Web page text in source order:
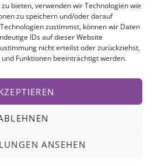
bieten, verwenden wir Technologien wie
zu speichern und/oder darauf
zustimmst, können wir Daten
IDs auf dieser Website
nicht erteilst oder zurückziehst,
Funktionen beeinträchtigt werden.
ANSEHEN
UNS AUF @INSTAGRAM!